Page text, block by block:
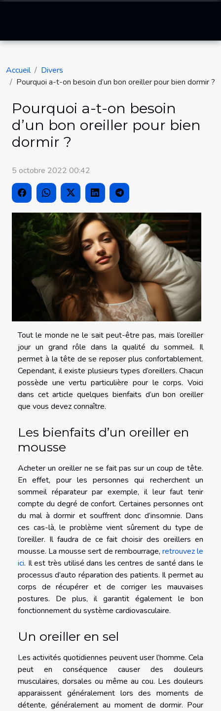
Accueil
Divers
Pourquoi a-t-on besoin d’un bon oreiller pour bien dormir ?
Pourquoi a-t-on besoin
d’un bon oreiller pour bien
dormir ?
5 octobre 2022 00:42
Tout le monde ne le sait peut-être pas, mais l’oreiller
jour un grand rôle dans la qualité du sommeil. Il
permet à la tête de se reposer plus confortablement.
Cependant, il existe plusieurs types d’oreillers. Chacun
possède une vertu particulière pour le corps. Voici
dans cet article quelques bienfaits d’un bon oreiller
que vous devez connaître.
Les bienfaits d’un oreiller en
mousse
Acheter un oreiller ne se fait pas sur un coup de tête.
En effet, pour les personnes qui recherchent un
sommeil réparateur par exemple, il leur faut tenir
compte du degré de confort. Certaines personnes ont
du mal à dormir et souffrent donc d’insomnie. Dans
ces cas-là, le problème vient sûrement du type de
l’oreiller. Il faudra de ce fait choisir des oreillers en
mousse. La mousse sert de rembourrage, retrouvez le
ici. Il est très utilisé dans les centres de santé dans le
processus d’auto réparation des patients. Il permet au
corps de récupérer et de corriger les mauvaises
postures. De plus, il garantit également le bon
fonctionnement du système cardiovasculaire.
Un oreiller en sel
Les activités quotidiennes peuvent user l’homme. Cela
peut en conséquence causer des douleurs
musculaires, dorsales ou même au cou. Les douleurs
apparaissent généralement lors des moments de
détente, généralement au moment de dormir. Pour